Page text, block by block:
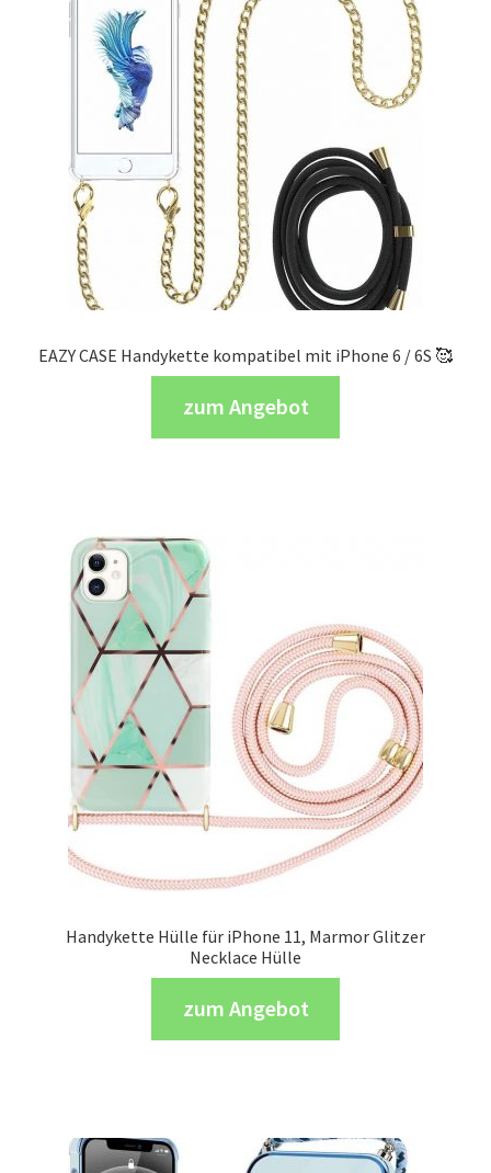
EAZY CASE Handykette kompatibel mit iPhone 6 / 6S 🥰
zum Angebot
Handykette Hülle für iPhone 11, Marmor Glitzer
Necklace Hülle
zum Angebot